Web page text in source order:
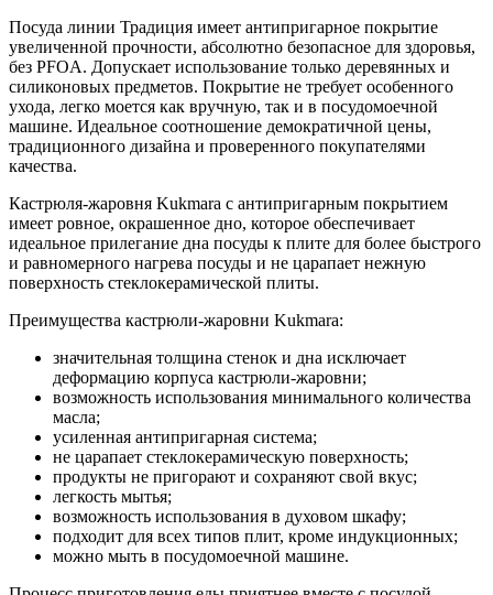
Посуда линии Традиция имеет антипригарное покрытие
увеличенной прочности, абсолютно безопасное для здоровья,
без PFOA. Допускает использование только деревянных и
силиконовых предметов. Покрытие не требует особенного
ухода, легко моется как вручную, так и в посудомоечной
машине. Идеальное соотношение демократичной цены,
традиционного дизайна и проверенного покупателями
качества.
Кастрюля-жаровня Kukmara с антипригарным покрытием
имеет ровное, окрашенное дно, которое обеспечивает
идеальное прилегание дна посуды к плите для более быстрого
и равномерного нагрева посуды и не царапает нежную
поверхность стеклокерамической плиты.
Преимущества кастрюли-жаровни Kukmara:
значительная толщина стенок и дна исключает
деформацию корпуса кастрюли-жаровни;
возможность использования минимального количества
масла;
усиленная антипригарная система;
не царапает стеклокерамическую поверхность;
продукты не пригорают и сохраняют свой вкус;
легкость мытья;
возможность использования в духовом шкафу;
подходит для всех типов плит, кроме индукционных;
можно мыть в посудомоечной машине.